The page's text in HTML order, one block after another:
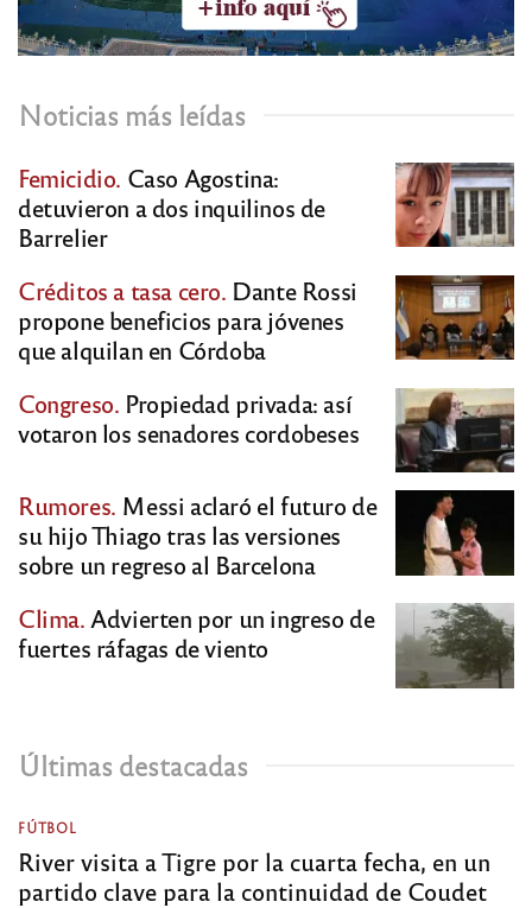
Noticias más leídas
Femicidio. Caso Agostina:
detuvieron a dos inquilinos de
Barrelier
Créditos a tasa cero. Dante Rossi
propone beneficios para jóvenes
que alquilan en Córdoba
Congreso. Propiedad privada: así
votaron los senadores cordobeses
Rumores. Messi aclaró el futuro de
su hijo Thiago tras las versiones
sobre un regreso al Barcelona
Clima. Advierten por un ingreso de
fuertes ráfagas de viento
Últimas destacadas
FÚTBOL
River visita a Tigre por la cuarta fecha, en un
partido clave para la continuidad de Coudet